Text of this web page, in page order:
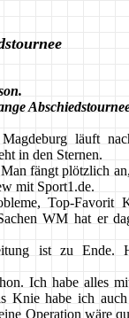
läuft
in den Sternen.
fängt plötzlich
mit Sport1.de.
Top-Favorit
WM hat er
ist zu Ende.
Ich habe alles
Knie habe ich auch
Operation wäre